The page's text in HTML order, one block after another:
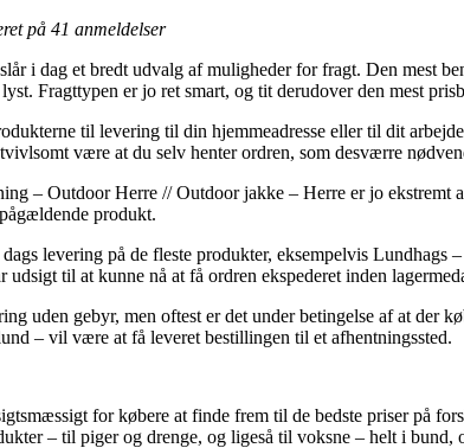
på 41 anmeldelser
i dag et bredt udvalg af muligheder for fragt. Den mest
Fragttypen er jo ret smart, og tit derudover den mest
til levering til din hjemmeadresse eller til dit
være at du selv henter ordren, som desværre
– Outdoor Herre // Outdoor jakke – Herre er jo ekstremt
produkt.
levering på de fleste produkter, eksempelvis
til at kunne nå at få ordren ekspederet inden
uden gebyr, men oftest er det under betingelse af at
– vil være at få leveret bestillingen til et afhentningssted.
for købere at finde frem til de bedste priser på
– til piger og drenge, og ligeså til voksne – helt i bund,